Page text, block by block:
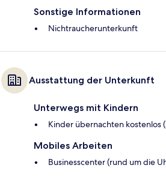
Sonstige Informationen
Nichtraucherunterkunft
Ausstattung der Unterkunft
Unterwegs mit Kindern
Kinder übernachten kostenlos
Mobiles Arbeiten
Businesscenter (rund um die